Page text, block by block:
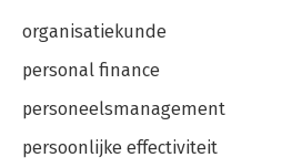
organisatiekunde
personal finance
personeelsmanagement
persoonlijke effectiviteit